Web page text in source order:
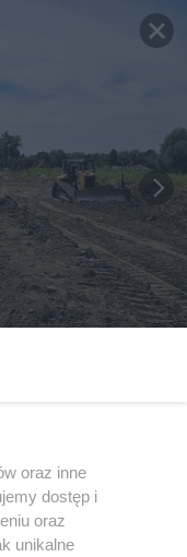
oraz inne
dostęp i
oraz
unikalne